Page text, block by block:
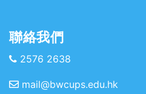
聯絡我們
2576 2638
mail@bwcups.edu.hk